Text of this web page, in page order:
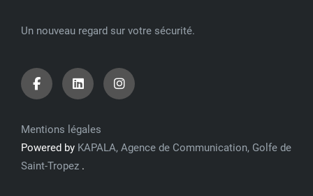
Un nouveau regard sur votre sécurité.
Mentions légales
Powered by KAPALA, Agence de Communication, Golfe de
Saint-Tropez .